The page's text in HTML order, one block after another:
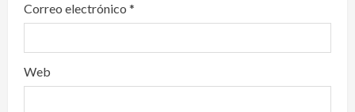
Correo electrónico *
Web